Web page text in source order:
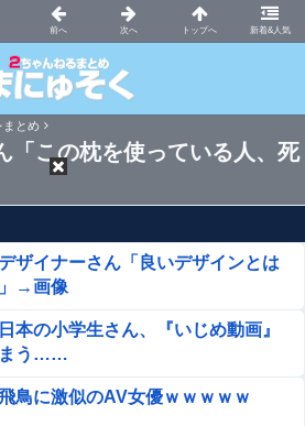
新着&人気
まとめニュース速報VIP
まとめ
「この枕を使っている人、死
ザイナーさん「良いデザインとは
→画像
本の小学生さん、『いじめ動画』
まう……
鳥に激似のAV女優ｗｗｗｗｗ